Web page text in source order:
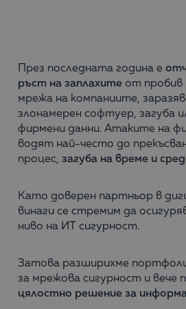
През последната година е
ръст на заплахите от
мрежа на компаниите,
злонамерен софтуер, загуба
фирмени данни. Атаките на
водят най-често до
процес, загуба на време и
Като доверен партньор в
винаги се стремим да
ниво на ИТ сигурност.
Затова разширихме
за мрежова сигурност и вече
цялостно решение за